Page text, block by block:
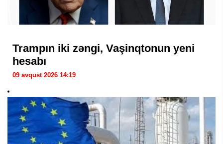
Trampın iki zəngi, Vaşinqtonun yeni
hesabı
09 avqust 2026 14:19